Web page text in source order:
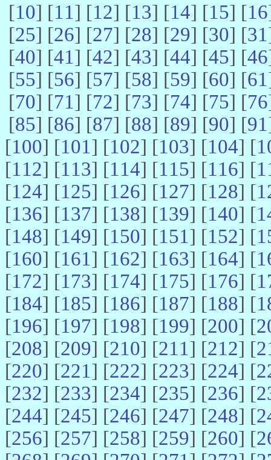
[10] [11] [12] [13] [14] [15] [16
[25] [26] [27] [28] [29] [30] [31
[40] [41] [42] [43] [44] [45] [46
[55] [56] [57] [58] [59] [60] [61
[70] [71] [72] [73] [74] [75] [76
[85] [86] [87] [88] [89] [90] [91
[100] [101] [102] [103] [104] [
[112] [113] [114] [115] [116] [
[124] [125] [126] [127] [128] [
[136] [137] [138] [139] [140] [
[148] [149] [150] [151] [152] [
[160] [161] [162] [163] [164] [
[172] [173] [174] [175] [176] [
[184] [185] [186] [187] [188] [
[196] [197] [198] [199] [200] [
[208] [209] [210] [211] [212] [
[220] [221] [222] [223] [224] [
[232] [233] [234] [235] [236] [
[244] [245] [246] [247] [248] [
[256] [257] [258] [259] [260] [